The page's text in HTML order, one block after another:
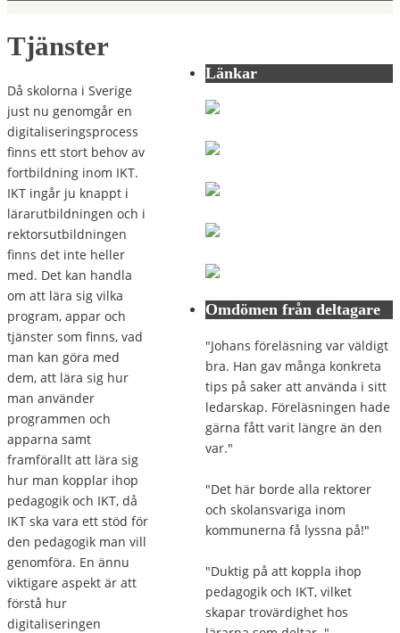
Tjänster
Då skolorna i Sverige
just nu genomgår en
digitaliseringsprocess
finns ett stort behov av
fortbildning inom IKT.
IKT ingår ju knappt i
lärarutbildningen och i
rektorsutbildningen
finns det inte heller
med. Det kan handla
om att lära sig vilka
program, appar och
tjänster som finns, vad
man kan göra med
dem, att lära sig hur
man använder
programmen och
apparna samt
framförallt att lära sig
hur man kopplar ihop
pedagogik och IKT, då
IKT ska vara ett stöd för
den pedagogik man vill
genomföra. En ännu
viktigare aspekt är att
förstå hur
digitaliseringen
Länkar
Omdömen från deltagare
"Johans föreläsning var väldigt
bra. Han gav många konkreta
tips på saker att använda i sitt
ledarskap. Föreläsningen hade
gärna fått varit längre än den
var."
"Det här borde alla rektorer
och skolansvariga inom
kommunerna få lyssna på!"
"Duktig på att koppla ihop
pedagogik och IKT, vilket
skapar trovärdighet hos